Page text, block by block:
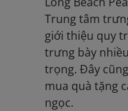
Trung tâm
giới thiệu quy
trưng bày
trọng. Đây
mua quà tặng
ngọc.